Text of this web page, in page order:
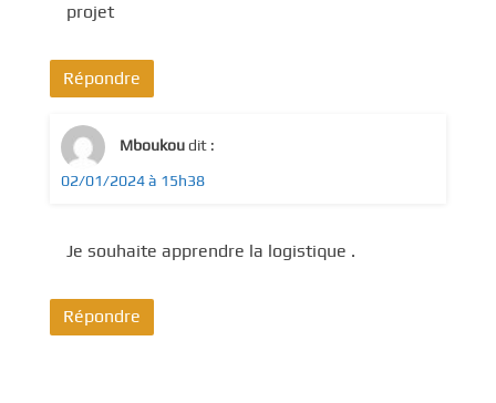
projet
Répondre
Mboukoudit :
02/01/2024 à 15h38
Je souhaite apprendre la logistique .
Répondre